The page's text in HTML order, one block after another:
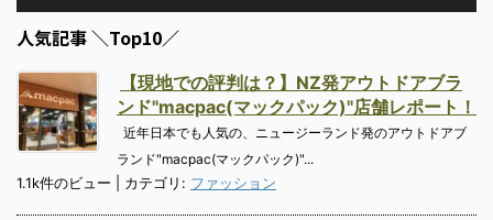
人気記事 ＼Top10／
【現地での評判は？】NZ発アウトドアブラ
ンド"macpac(マックパック)"店舗レポート！
近年日本でも人気の、ニュージーランド発のアウトドアブ
ランド"macpac(マックパック)"...
1.1k件のビュー
カテゴリ: ファッション